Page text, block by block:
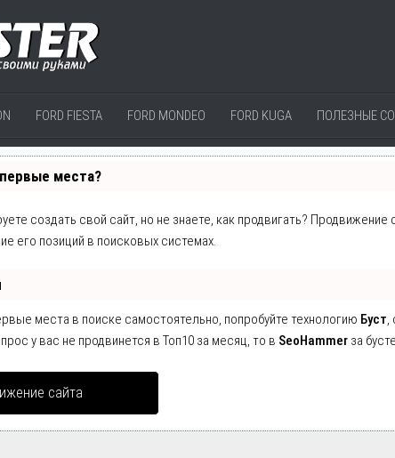
FORD FIESTA FORD MONDEO FORD KUGA ПОЛЕЗНЫЕ
места?
создать свой сайт, но не знаете, как продвигать?
его позиций в поисковых системах.
места в поиске самостоятельно, попробуйте технологию Буст,
у вас не продвинется в Топ10 за месяц, то в SeoHammer за
сайта